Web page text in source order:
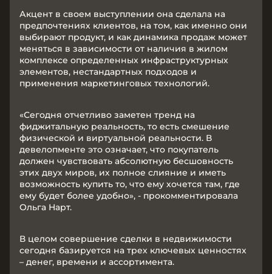
Акцент в своем выступлении она сделала на
предпочтениях клиентов, на том, как именно они
выбирают продукт, и как динамика продаж может
меняться в зависимости от наличия в жилом
комплексе определенных инфраструктурных
элементов, нестандартных подходов и
применения маркетинговых технологий.
«Сегодня отчетливо заметен тренд на
фиджитальную реальность, то есть смешение
физической и виртуальной реальности. В
девелопменте это означает, что покупатель
должен чувствовать абсолютную бесшовность
этих двух миров, их полное слияние и иметь
возможность купить то, что ему хочется там, где
ему будет более удобно», - прокомментировала
Ольга Нарт.
В целом совершение сделки в недвижимости
сегодня базируется на трех ключевых ценностях
– денег, времени и ассортимента.